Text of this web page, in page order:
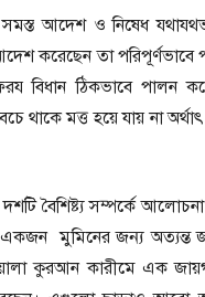
আদেশ ও নিষেধ
করেছেন তা
বিধান ঠিকভাবে পালন
থাকে মত্ত হয়ে যায় না
বৈশিষ্ট্য সম্পর্কে
একজন মুমিনের জন্য অত্যন্ত
কুরআন কারীমে এক